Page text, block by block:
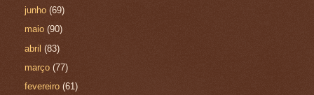
junho(69)
maio(90)
abril(83)
março(77)
fevereiro(61)